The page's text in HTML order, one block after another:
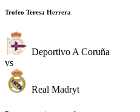
Trofeo Teresa Herrera
Deportivo A Coruña
vs
Real Madryt